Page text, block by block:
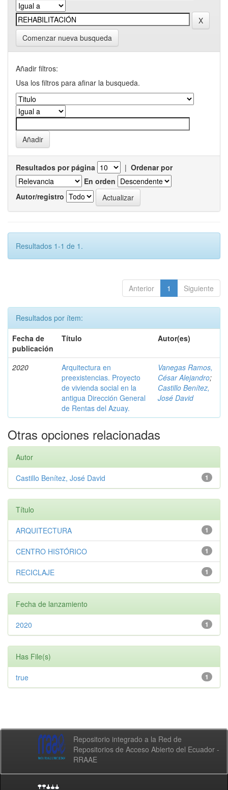
Comenzar nueva busqueda
Añadir filtros:
Usa los filtros para afinar la busqueda.
Resultados por página | Ordenar por
En orden
Autor/registro
Resultados 1-1 de 1.
Anterior 1 Siguiente
Resultados por ítem:
Fecha de
publicación
Título Autor(es)
2020
Arquitectura en
preexistencias. Proyecto
de vivienda social en la
antigua Dirección General
de Rentas del Azuay.
Vanegas Ramos,
César Alejandro;
Castillo Benítez,
José David
Otras opciones relacionadas
Autor
1
Castillo Benítez, José David
Título
1
ARQUITECTURA
1
CENTRO HISTÓRICO
1
RECICLAJE
Fecha de lanzamiento
1
2020
Has File(s)
1
true
Repositorio integrado a la Red de
Repositorios de Acceso Abierto del Ecuador -
RRAAE